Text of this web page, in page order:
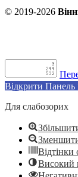
© 2019-2026
Відкрити Панель
Для слабозорих
Відтінки
Високий